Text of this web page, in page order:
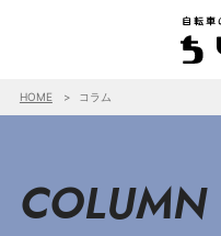
HOME コラム
COLUMN